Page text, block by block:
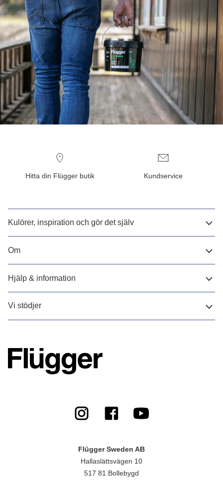
Hitta din Flügger butik Kundservice
Kulörer, inspiration och gör det själv
Om
Hjälp & information
Vi stödjer
Flügger Sweden AB
Hallaslättsvägen 10
517 81 Bollebygd